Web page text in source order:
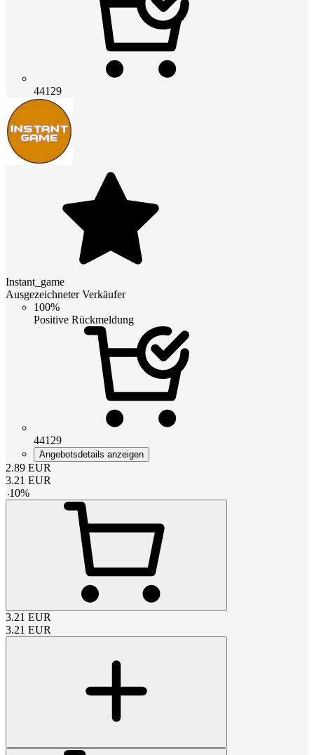
44129
Instant_game
Ausgezeichneter Verkäufer
100%
Positive Rückmeldung
44129
Angebotsdetails anzeigen
2.89 EUR
3.21 EUR
-10%
3.21 EUR
3.21 EUR